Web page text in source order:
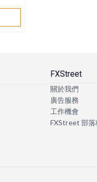
FXStreet
關於我們
廣告服務
工作機會
FXStreet 部落